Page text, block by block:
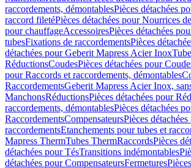
raccordements, démontablesPièces détachées
raccord filetéPièces détachées pour Nourrices
pour chauffageAccessoiresPièces détachées
tubesFixations de raccordementsPièces
détachées pour Geberit Mapress Acier Inox
RéductionsCoudesPièces détachées pour
pour Raccords et raccordements, démontables
RaccordementsGeberit Mapress Acier Inox,
ManchonsRéductionsPièces détachées pour
raccordements, démontablesPièces détachées
RaccordementsCompensateursPièces
raccordementsEtanchements pour tubes et
Mapress ThermTubes ThermRaccordsPièces
détachées pour TésTransitions indémontables
détachées pour CompensateursFermetures